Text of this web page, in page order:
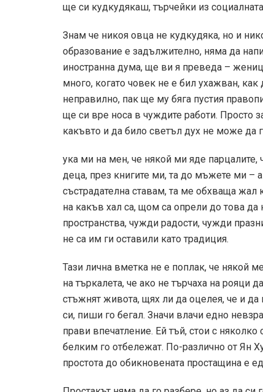
ще си кудкудякаш, търчейки из
Знам че никоя овца не кудкудяка, но и
образование е задължително, няма да
иностранна дума, ще ви я преведа –
много, когато човек не е бил ухажван,
неправилно, пак ще му бяга пустия
ще си вре носа в чуждите работи. Просто
какъвто и да било светъл дух не може да
ука ми на мен, че някой ми яде
деца, през книгите ми, та до мъжете ми –
състрадателна ставам, та ме обхваща
на какъв хал са, щом са опрели до това
пространства, чужди радости, чужди
не са им ги оставили като традиция.
Тази лична вметка не е поплак, че някой
на търкалета, че ако не търчаха на рояци
стъжнят живота, щях ли да оцелея, че и
си, пиши го бегал. Значи влачи едно
прави впечатление. Ей тъй, стои с
белким го отбележат. По-различно от Ян
простота до обикновената простащина е